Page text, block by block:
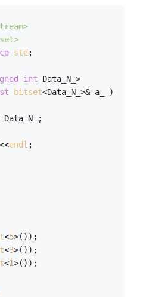
std ;
int Data_N_>
bitset<Data_N_>& a_ )
Data_N_;
endl ;
<5>());
<3>());
<1>());